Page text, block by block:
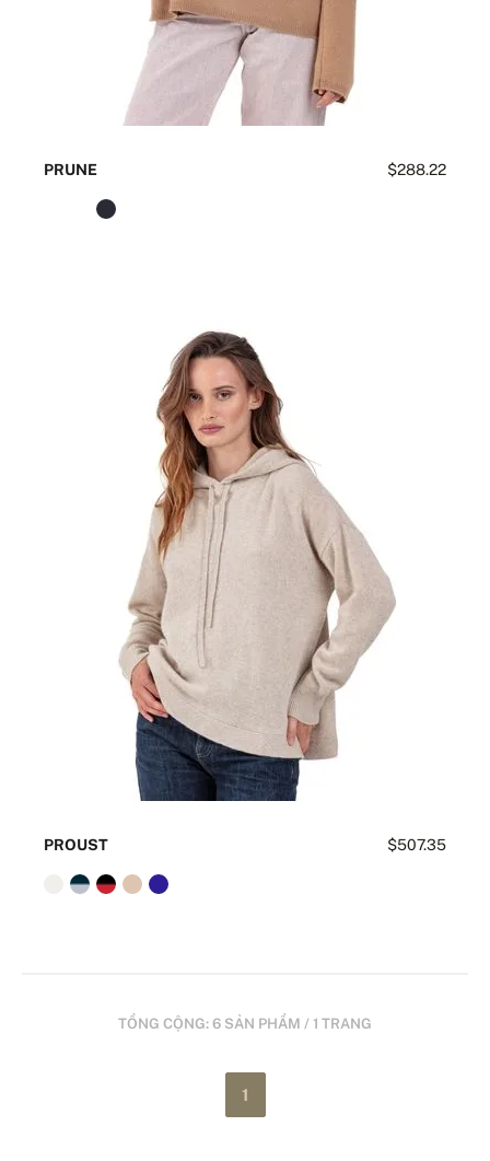
$288.22
PRUNE
$507.35
PROUST
TỔNG CỘNG: 6 SẢN PHẨM / 1 TRANG
1